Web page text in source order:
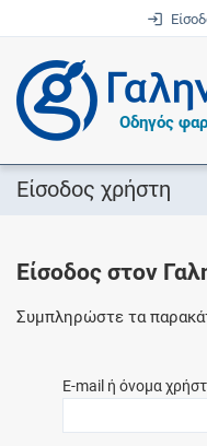
Οδηγός
Είσοδος χρήστη
Είσοδος στον
Συμπληρώστε τα
E-mail ή όνομα